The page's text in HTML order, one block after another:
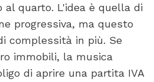
al quarto. L'idea è quella di
progressiva, ma questo
complessità in più. Se
immobili, la musica
di aprire una partita IVA